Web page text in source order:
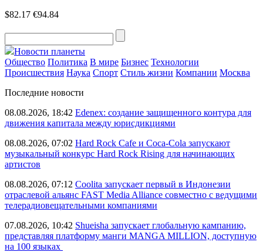
$82.17 €94.84
Новости планеты
Общество Политика В мире Бизнес Технологии
Происшествия Наука Спорт Стиль жизни Компании Москва
Последние новости
08.08.2026, 18:42 Edenex: создание защищенного контура для
движения капитала между юрисдикциями
08.08.2026, 07:02 Hard Rock Cafe и Coca-Cola запускают
музыкальный конкурс Hard Rock Rising для начинающих
артистов
08.08.2026, 07:12 Coolita запускает первый в Индонезии
отраслевой альянс FAST Media Alliance совместно с ведущими
телерадиовещательными компаниями
07.08.2026, 10:42 Shueisha запускает глобальную кампанию,
представляя платформу манги MANGA MILLION, доступную
на 100 языках